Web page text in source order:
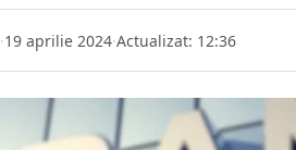
·19 aprilie 2024·Actualizat: 12:36